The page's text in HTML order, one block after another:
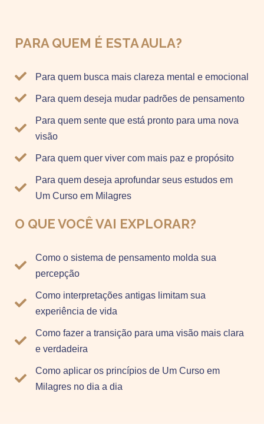
PARA QUEM É ESTA AULA?
Para quem busca mais clareza mental e emocional
Para quem deseja mudar padrões de pensamento
Para quem sente que está pronto para uma nova
visão
Para quem quer viver com mais paz e propósito
Para quem deseja aprofundar seus estudos em
Um Curso em Milagres
O QUE VOCÊ VAI EXPLORAR?
Como o sistema de pensamento molda sua
percepção
Como interpretações antigas limitam sua
experiência de vida
Como fazer a transição para uma visão mais clara
e verdadeira
Como aplicar os princípios de Um Curso em
Milagres no dia a dia